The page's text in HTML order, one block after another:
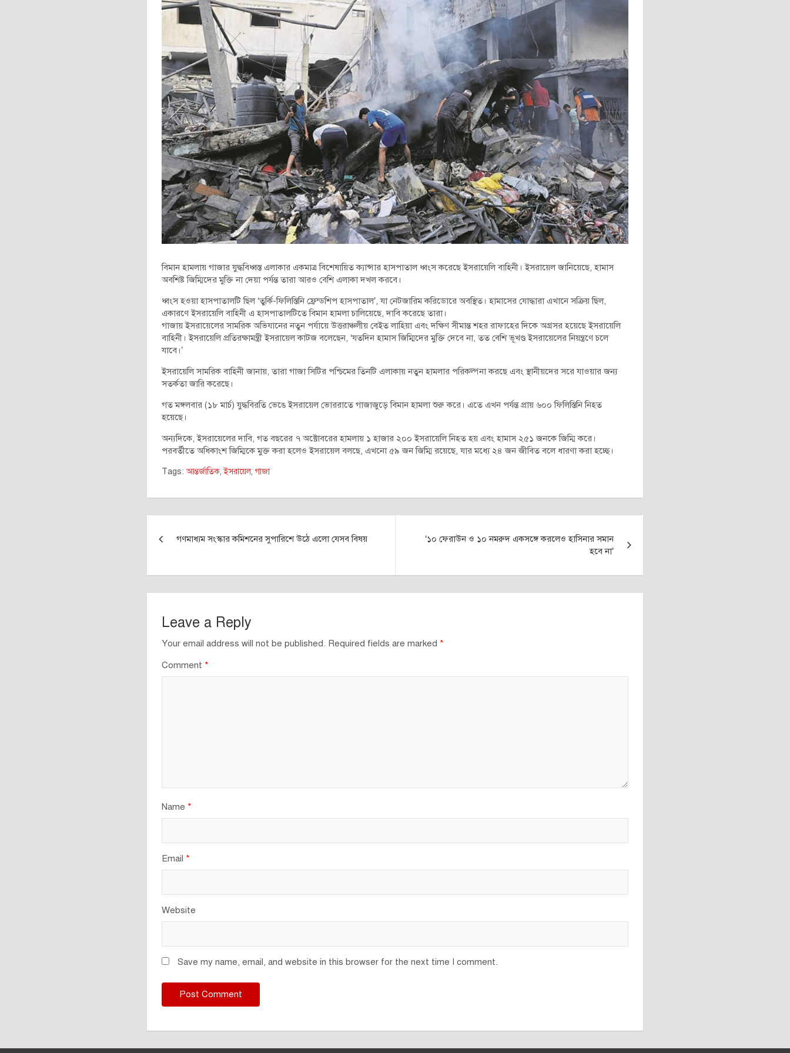
বিমান হামলায় গাজার যুদ্ধবিধ্বস্ত এলাকার একমাত্র বিশেষায়িত ক্যান্সার হাসপাতাল ধ্বংস করেছে ইসরায়েলি বাহিনী। ইসরায়েল জানিয়েছে, হামাস
অবশিষ্ট জিম্মিদের মুক্তি না দেয়া পর্যন্ত তারা আরও বেশি এলাকা দখল করবে।
ধ্বংস হওয়া হাসপাতালটি ছিল ‘তুর্কি-ফিলিস্তিনি ফ্রেন্ডশিপ হাসপাতাল’, যা নেটজারিম করিডোরে অবস্থিত। হামাসের যোদ্ধারা এখানে সক্রিয় ছিল,
একারণে ইসরায়েলি বাহিনী এ হাসপাতালটিতে বিমান হামলা চালিয়েছে, দাবি করেছে তারা।
গাজায় ইসরায়েলের সামরিক অভিযানের নতুন পর্যায়ে উত্তরাঞ্চলীয় বেইত লাহিয়া এবং দক্ষিণ সীমান্ত শহর রাফাহের দিকে অগ্রসর হয়েছে ইসরায়েলি
বাহিনী। ইসরায়েলি প্রতিরক্ষামন্ত্রী ইসরায়েল কাটজ বলেছেন, ‘যতদিন হামাস জিম্মিদের মুক্তি দেবে না, তত বেশি ভূখণ্ড ইসরায়েলের নিয়ন্ত্রণে চলে
যাবে।’
ইসরায়েলি সামরিক বাহিনী জানায়, তারা গাজা সিটির পশ্চিমের তিনটি এলাকায় নতুন হামলার পরিকল্পনা করছে এবং স্থানীয়দের সরে যাওয়ার জন্য
সতর্কতা জারি করেছে।
গত মঙ্গলবার (১৮ মার্চ) যুদ্ধবিরতি ভেঙে ইসরায়েল ভোররাতে গাজাজুড়ে বিমান হামলা শুরু করে। এতে এখন পর্যন্ত প্রায় ৬০০ ফিলিস্তিনি নিহত
হয়েছে।
অন্যদিকে, ইসরায়েলের দাবি, গত বছরের ৭ অক্টোবরের হামলায় ১ হাজার ২০০ ইসরায়েলি নিহত হয় এবং হামাস ২৫১ জনকে জিম্মি করে।
পরবর্তীতে অধিকাংশ জিম্মিকে মুক্ত করা হলেও ইসরায়েল বলছে, এখনো ৫৯ জন জিম্মি রয়েছে, যার মধ্যে ২৪ জন জীবিত বলে ধারণা করা হচ্ছে।
Tags: আন্তর্জাতিক,ইসরায়েল,গাজা
navigation
গণমাধ্যম সংস্কার কমিশনের সুপারিশে উঠে এলো যেসব বিষয়
‘১০ ফেরাউন ও ১০ নমরুদ একসঙ্গে করলেও হাসিনার সমান
হবে না’
Leave a Reply
Your email address will not be published. Required fields are marked *
Comment *
Name *
Email *
Website
Save my name, email, and website in this browser for the next time I comment.